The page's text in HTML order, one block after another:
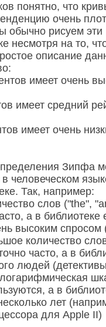
понятно, что
очень
обычно рисуем эти
несмотря на то,
описание
имеет очень
имеет средний
имеет очень
Зипфа
человеческом
Так, например:
слов ("the",
а в
высоким
количество
часто, а в
людей
а в
лет
для Apple II)